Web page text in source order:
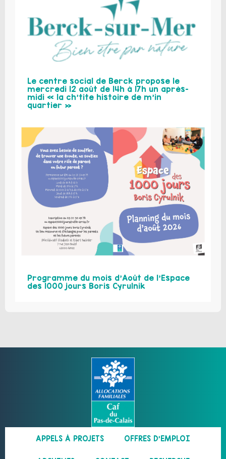
Le centre social de Berck propose le
mercredi 12 août de 14h à 17h un après-
midi « la ch’tite histoire de m’in
quartier »
Programme du mois d’Août de l’Espace
des 1000 jours Boris Cyrulnik
APPELS À PROJETS OFFRES D’EMPLOI